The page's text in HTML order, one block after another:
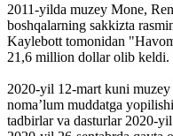
2011-yilda muzey Mone,
boshqalarning sakkizta
Kaylebott tomonidan
21,6 million dollar olib
2020-yil 12-mart kuni
nomaʼlum muddatga
tadbirlar va dasturlar 2020-